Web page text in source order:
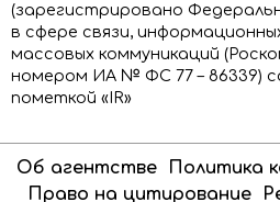
(зарегистрировано
в сфере связи,
массовых коммуникаций
номером ИА № ФС 77 – 86339)
пометкой «IR»
Об агентстве
Политика
Право на цитирование